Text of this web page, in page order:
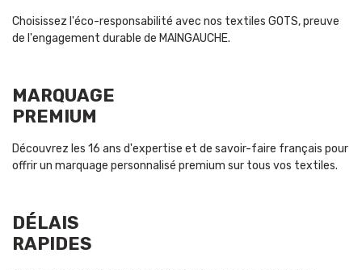
Choisissez l'éco-responsabilité avec nos textiles GOTS, preuve
de l'engagement durable de MAINGAUCHE.
MARQUAGE
PREMIUM
Découvrez les 16 ans d'expertise et de savoir-faire français pour
offrir un marquage personnalisé premium sur tous vos textiles.
DÉLAIS
RAPIDES